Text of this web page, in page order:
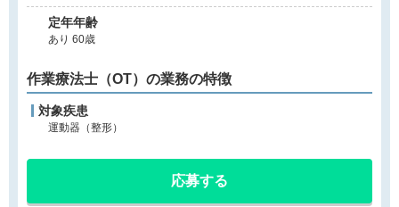
定年年齢
あり 60歳
作業療法士（OT）の業務の特徴
対象疾患
運動器（整形）
応募する